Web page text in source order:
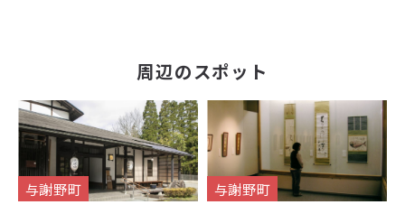
周辺のスポット
与謝野町 与謝野町